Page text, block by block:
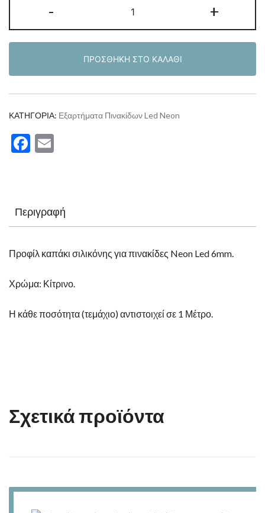
-
καπάκι
σιλικόνης
για
πινακίδες
Neon
+
ΠΡΟΣΘΉΚΗ ΣΤΟ ΚΑΛΆΘΙ
ΚΑΤΗΓΟΡΊΑ: Εξαρτήματα Πινακίδων Led Neon
Facebook
Περιγραφή
Προφίλ καπάκι σιλικόνης για πινακίδες Neon Led 6mm.
Χρώμα: Κίτρινο.
Η κάθε ποσότητα (τεμάχιο) αντιστοιχεί σε 1 Μέτρο.
Σχετικά προϊόντα